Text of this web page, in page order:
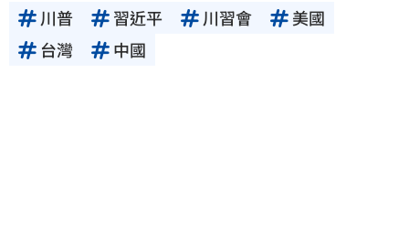
川普 習近平 川習會
美國
台灣
中國